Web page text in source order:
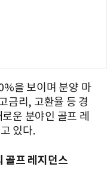
을 보이며 분양 마
금리, 고환율 등 경
운 분야인 골프 레
있다.
골프 레지던스